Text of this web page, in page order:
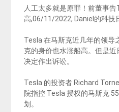
人工太多就是原罪！前董事
高,06/11/2022, Daniel的科技
Tesla 在马斯克近几年的领导
克的身价也水涨船高。但是
决定作出诉讼。
Tesla 的投资者 Richard
院指控 Tesla 授权的马斯克
划。